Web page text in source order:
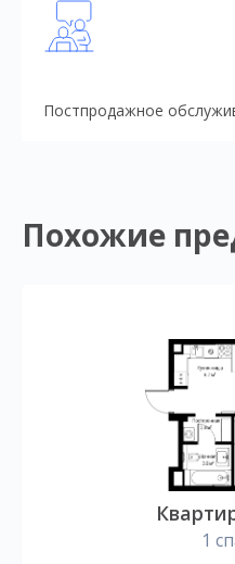
Постпродажное
Похожие
1